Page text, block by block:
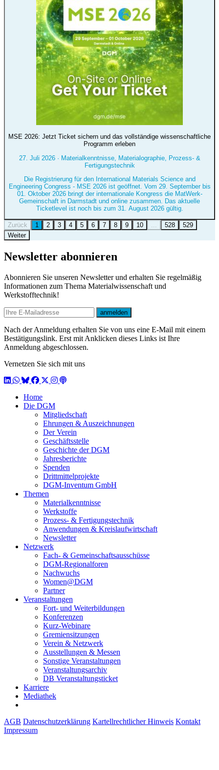
MSE 2026: Jetzt Ticket sichern und das vollständige wissenschaftliche
Programm erleben
27. Juli 2026· Materialkenntnisse, Materialographie, Prozess- &
Fertigungstechnik
Die Registrierung für den International Materials Science and
Engineering Congress - MSE 2026 ist geöffnet. Vom 29. September bis
01. Oktober 2026 bringt der internationale Kongress die MatWerk-
Gemeinschaft in Darmstadt und online zusammen. Das aktuelle
Ticketlevel ist noch bis zum 31. August 2026 gültig.
Zurück 1 2 3 4 5 6 7 8 9 10 ... 528
529
Weiter
Newsletter abonnieren
Abonnieren Sie unseren Newsletter und erhalten Sie regelmäßig
Informationen zum Thema Materialwissenschaft und
Werkstofftechnik!
E-mail
anmelden
Nach der Anmeldung erhalten Sie von uns eine E-Mail mit einem
Bestätigungslink. Erst mit Anklicken dieses Links ist Ihre
Anmeldung abgeschlossen.
Vernetzen Sie sich mit uns
LinkedIn
WhatsApp
BlueSky
Facebook
X / Twitter
Instagram
Podcast
Home
Die DGM
Mitgliedschaft
Ehrungen & Auszeichnungen
Der Verein
Geschäftsstelle
Geschichte der DGM
Jahresberichte
Spenden
Drittmittelprojekte
DGM-Inventum GmbH
Themen
Materialkenntnisse
Werkstoffe
Prozess- & Fertigungstechnik
Anwendungen & Kreislaufwirtschaft
Newsletter
Netzwerk
Fach- & Gemeinschaftsausschüsse
DGM-Regionalforen
Nachwuchs
Women@DGM
Partner
Veranstaltungen
Fort- und Weiterbildungen
Konferenzen
Kurz-Webinare
Gremiensitzungen
Verein & Netzwerk
Ausstellungen & Messen
Sonstige Veranstaltungen
Veranstaltungsarchiv
DB Veranstaltungsticket
Karriere
Mediathek
AGB Datenschutzerklärung Kartellrechtlicher Hinweis Kontakt
Impressum